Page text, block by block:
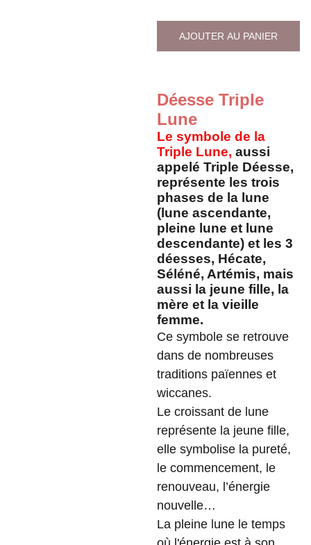
AJOUTER AU PANIER
Déesse Triple
Lune
Le symbole de la
Triple Lune, aussi
appelé Triple Déesse,
représente les trois
phases de la lune
(lune ascendante,
pleine lune et lune
descendante) et les 3
déesses, Hécate,
Séléné, Artémis, mais
aussi la jeune fille, la
mère et la vieille
femme.
Ce symbole se retrouve
dans de nombreuses
traditions païennes et
wiccanes.
Le croissant de lune
représente la jeune fille,
elle symbolise la pureté,
le commencement, le
renouveau, l’énergie
nouvelle…
La pleine lune le temps